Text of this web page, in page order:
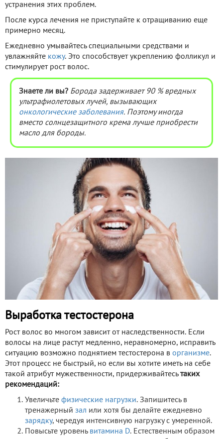
устранения этих проблем.
После курса лечения не приступайте к отращиванию еще
примерно месяц.
Ежедневно умывайтесь специальными средствами и
увлажняйте кожу. Это способствует укреплению фолликул и
стимулирует рост волос.
Знаете ли вы? Борода задерживает 90 % вредных
ультрафиолетовых лучей, вызывающих
онкологические заболевания. Поэтому иногда
вместо солнцезащитного крема лучше приобрести
масло для бороды.
Выработка тестостерона
Рост волос во многом зависит от наследственности. Если
волосы на лице растут медленно, неравномерно, исправить
ситуацию возможно поднятием тестостерона в организме.
Этот процесс не быстрый, но если вы хотите иметь на себе
такой атрибут мужественности, придерживайтесь таких
рекомендаций:
Увеличьте физические нагрузки. Запишитесь в
тренажерный зал или хотя бы делайте ежедневно
зарядку, чередуя интенсивную нагрузку с умеренной.
Повысьте уровень витамина D. Естественным образом